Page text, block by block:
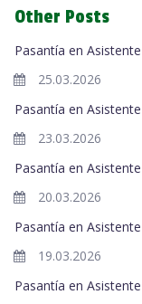
Other Posts
Pasantía en
25.03.2026
Pasantía en
23.03.2026
Pasantía en
20.03.2026
Pasantía en
19.03.2026
Pasantía en